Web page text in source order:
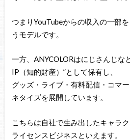
つまりYouTubeからの収入の一部
うモデルです。
一方、ANYCOLORはにじさんじな
IP（知的財産）”として保有し、
グッズ・ライブ・有料配信・コマ
ネタイズを展開しています。
こちらは自社で生み出したキャラ
ライセンスビジネスといえます。